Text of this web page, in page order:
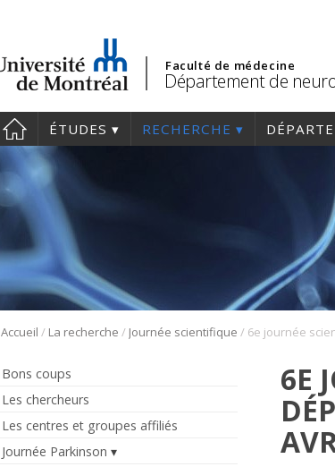
Faculté de médecine
Département de
ÉTUDES RECHERCHE
Accueil / La recherche / Journée scientifique /
Bons coups
Les chercheurs
Les centres et groupes affiliés
Journée Parkinson
6E